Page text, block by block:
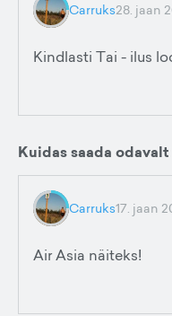
Carruks28. jaan
Kindlasti Tai - ilus
Kuidas saada odavalt
Carruks17. jaan
Air Asia näiteks!